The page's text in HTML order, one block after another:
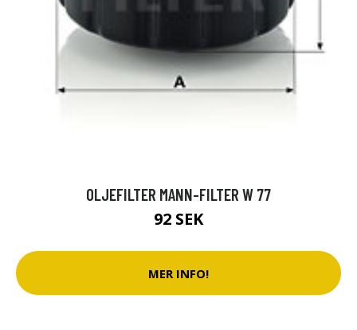
OLJEFILTER MANN-FILTER W 77
92 SEK
MER INFO!